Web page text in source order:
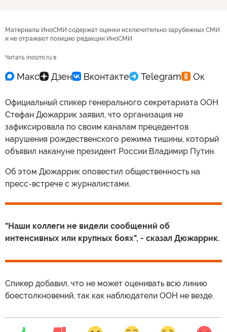
Материалы ИноСМИ содержат оценки исключительно зарубежных СМИ
и не отражают позицию редакции ИноСМИ
Читать inosmi.ru в
Официальный спикер генерального секретариата ООН
Стефан Дюжаррик заявил, что организация не
зафиксировала по своим каналам прецедентов
нарушения рождественского режима тишины, который
объявил накануне президент России Владимир Путин.
Об этом Дюжаррик оповестил общественность на
пресс-встрече с журналистами.
"Наши коллеги не видели сообщений об
интенсивных или крупных боях", - сказал Дюжаррик.
Спикер добавил, что не может оценивать всю линию
боестолкновений, так как наблюдатели ООН не везде.